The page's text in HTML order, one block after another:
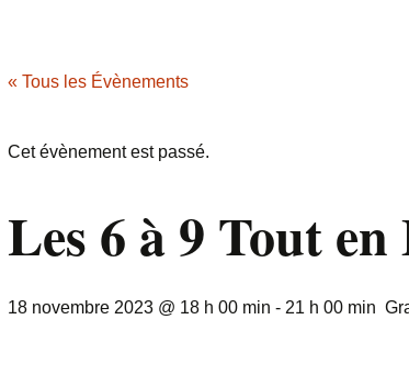
« Tous les Évènements
Cet évènement est passé.
Les 6 à 9 Tout
18 novembre 2023 @ 18 h 00 min - 21 h 00 min